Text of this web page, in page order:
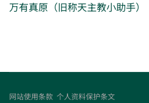
万有真原（旧称天主教小助手）
网站使用条款 个人资料保护条文